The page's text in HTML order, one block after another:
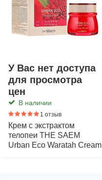
У Вас нет доступа
для просмотра
цен
В наличии
1 отзыв
Крем с экстрактом
телопеи THE SAEM
Urban Eco Waratah Cream